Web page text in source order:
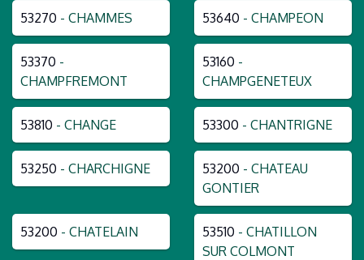
53270 - CHAMMES 53640 - CHAMPEON
53370 -
CHAMPFREMONT
53160 -
CHAMPGENETEUX
53810 - CHANGE 53300 - CHANTRIGNE
53250 - CHARCHIGNE 53200 - CHATEAU
GONTIER
53200 - CHATELAIN 53510 - CHATILLON
SUR COLMONT